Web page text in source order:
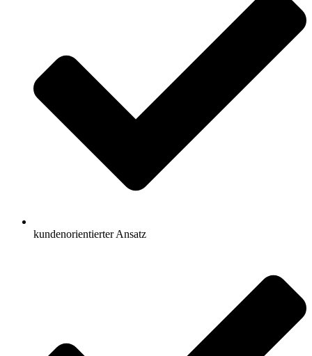
kundenorientierter Ansatz